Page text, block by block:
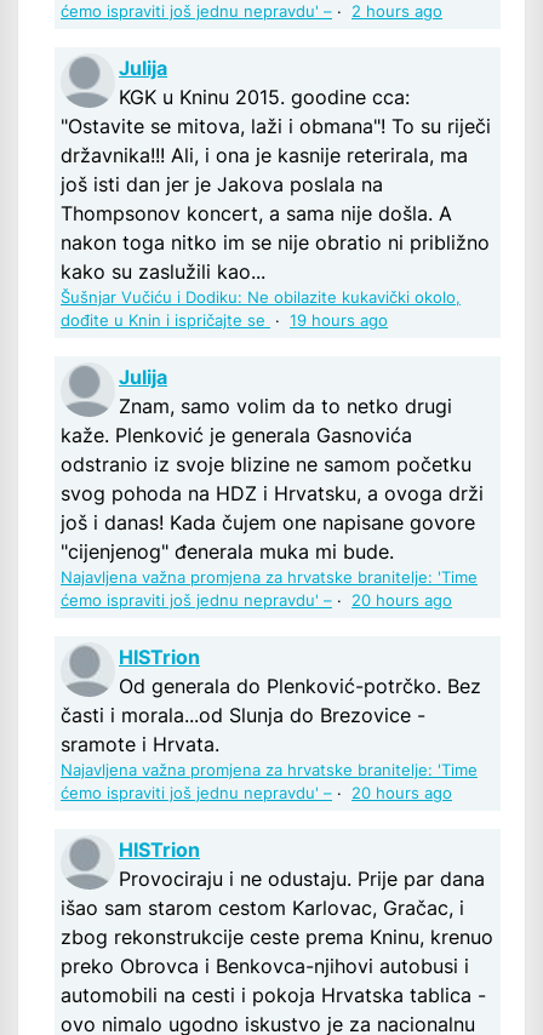
ćemo ispraviti još jednu nepravdu' – · 2 hours ago
Julija
KGK u Kninu 2015. goodine cca:
"Ostavite se mitova, laži i obmana"! To su riječi
državnika!!! Ali, i ona je kasnije reterirala, ma
još isti dan jer je Jakova poslala na
Thompsonov koncert, a sama nije došla. A
nakon toga nitko im se nije obratio ni približno
kako su zaslužili kao...
Šušnjar Vučiću i Dodiku: Ne obilazite kukavički okolo,
dođite u Knin i ispričajte se
· 19 hours ago
Julija
Znam, samo volim da to netko drugi
kaže. Plenković je generala Gasnovića
odstranio iz svoje blizine ne samom početku
svog pohoda na HDZ i Hrvatsku, a ovoga drži
još i danas! Kada čujem one napisane govore
"cijenjenog" đenerala muka mi bude.
Najavljena važna promjena za hrvatske branitelje: 'Time
ćemo ispraviti još jednu nepravdu' – · 20 hours ago
HISTrion
Od generala do Plenković-potrčko. Bez
časti i morala...od Slunja do Brezovice -
sramote i Hrvata.
Najavljena važna promjena za hrvatske branitelje: 'Time
ćemo ispraviti još jednu nepravdu' – · 20 hours ago
HISTrion
Provociraju i ne odustaju. Prije par dana
išao sam starom cestom Karlovac, Gračac, i
zbog rekonstrukcije ceste prema Kninu, krenuo
preko Obrovca i Benkovca-njihovi autobusi i
automobili na cesti i pokoja Hrvatska tablica -
ovo nimalo ugodno iskustvo je za nacionalnu